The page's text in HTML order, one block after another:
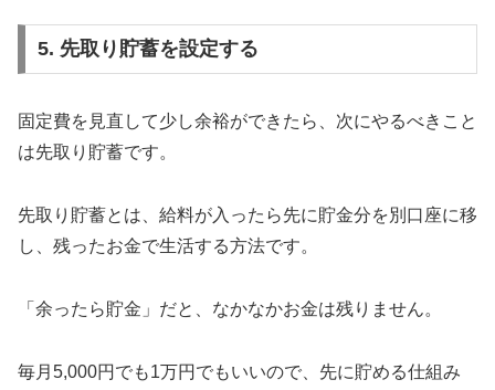
5. 先取り貯蓄を設定する
固定費を見直して少し余裕ができたら、次にやるべきこと
は先取り貯蓄です。
先取り貯蓄とは、給料が入ったら先に貯金分を別口座に移
し、残ったお金で生活する方法です。
「余ったら貯金」だと、なかなかお金は残りません。
毎月5,000円でも1万円でもいいので、先に貯める仕組み